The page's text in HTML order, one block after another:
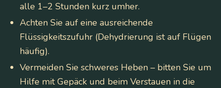
alle 1–2 Stunden kurz umher.
Achten Sie auf eine ausreichende
Flüssigkeitszufuhr (Dehydrierung ist auf Flügen
häufig).
Vermeiden Sie schweres Heben – bitten Sie um
Hilfe mit Gepäck und beim Verstauen in die